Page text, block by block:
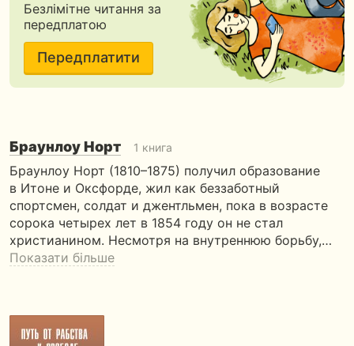
Безлімітне читання за
передплатою
Передплатити
Браунлоу Норт 1 книга
Браунлоу Норт (1810–1875) получил образование
в Итоне и Оксфорде, жил как беззаботный
спортсмен, солдат и джентльмен, пока в возрасте
сорока четырех лет в 1854 году он не стал
христианином. Несмотря на внутреннюю борьбу,…
Показати більше